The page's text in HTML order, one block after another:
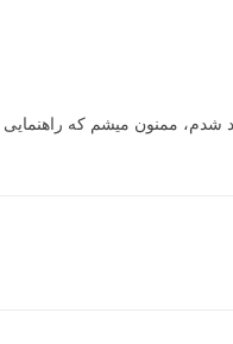
و بین ۷۰ و ۷۰۰ سری دی کنن مردد شدم، ممنون میشم که راهنمایی